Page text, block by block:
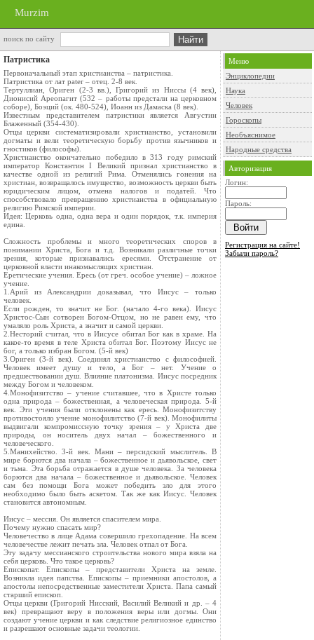
Murzim
поиск по сайту
Патристика
Первоначальный этап христианства – патристика.
Патристика от лат pater – отец. 2-8 век.
Тертуллиан, Ориген (2-3 вв.), Григорий из Ниссы (4 век),
Дионисий Ареопагит (532 – работы предстали на церковном
соборе), Боэций (ок. 480-524), Иоанн из Дамаска (8 век).
Известным представителем патристики является Августин
Блаженный (354-430).
Отцы церкви систематизировали христианство, установили
догматы и вели теоретическую борьбу против язычников и
гностиков (философы).
Христианство окончательно победило в 313 году римский
император Константин I Великий признал христианство в
качестве одной из религий Рима. Отменялись гонения на
христиан, возвращалось имущество, возможность церкви быть
юридическим лицом, отмена налогов и податей. Что
способствовало превращению христианства в официальную
религию Римской империи.
Идея: Церковь одна, одна вера и один порядок, т.к. империя
едина.
Сложность проблемы и много теоретических споров в
понимании Христа, Бога и т.д. Возникали различные точки
зрения, которые признавались ересями. Отстранение от
церковной власти инакомыслящих христиан.
Еретические учения. Ересь (от греч. особое учение) – ложное
учение.
1.Арий из Александрии доказывал, что Иисус – только
человек.
Если рожден, то значит не Бог. (начало 4-го века). Иисус
Христос-Сын сотворен Богом-Отцом, но не равен ему, что
умаляло роль Христа, а значит и самой церкви.
2.Несторий считал, что в Иисусе обитал Бог как в храме. На
какое-то время в теле Христа обитал Бог. Поэтому Иисус не
бог, а только избран Богом. (5-й век)
3.Ориген (3-й век). Соединял христианство с философией.
Человек имеет душу и тело, а Бог – нет. Учение о
предшествовании душ. Влияние платонизма. Иисус посредник
между Богом и человеком.
4.Монофизитство – учение считавшее, что в Христе только
одна природа – божественная, а человеческая природа. 5-й
век. Эти учения были отклонены как ересь. Монофизитству
противостояло учение монофилитство (7-й век). Монофилиты
выдвигали компромиссную точку зрения – у Христа две
природы, он носитель двух начал – божественного и
человеческого.
5.Манихейство. 3-й век. Мани – персидский мыслитель. В
мире борются два начала – божественное и дьявольское, свет
и тьма. Эта борьба отражается в душе человека. За человека
борются два начала – божественное и дьявольское. Человек
сам без помощи Бога может победить зло для этого
необходимо было быть аскетом. Так же как Иисус. Человек
становится автономным.
Иисус – мессия. Он является спасителем мира.
Почему нужно спасать мир?
Человечество в лице Адама совершило грехопадение. На всем
человечестве лежит печать зла. Человек отпал от Бога.
Эту задачу мессианского строительства нового мира взяла на
себя церковь. Что такое церковь?
Епископат. Епископы – представители Христа на земле.
Возникла идея папства. Епископы – приемники апостолов, а
апостолы непосредственные заместители Христа. Папа самый
старший епископ.
Отцы церкви (Григорий Нисский, Василий Великий и др. – 4
век) превращают веру в положения веры или догмы. Они
создают учение церкви и как следствие религиозное единство
и разрешают основные задачи теологии.
Меню
Энциклопедии
Наука
Человек
Гороскопы
Необъяснимое
Народные средства
Авторизация
Логин:
Пароль:
Регистрация на сайте!
Забыли пароль?